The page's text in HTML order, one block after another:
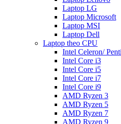
Laptop LG
Laptop Microsoft
Laptop MSI
Laptop Dell
Laptop theo CPU
Intel Celeron/
Intel Core i3
Intel Core i5
Intel Core i7
Intel Core i9
AMD Ryzen 3
AMD Ryzen 5
AMD Ryzen 7
AMD Ryzen 9